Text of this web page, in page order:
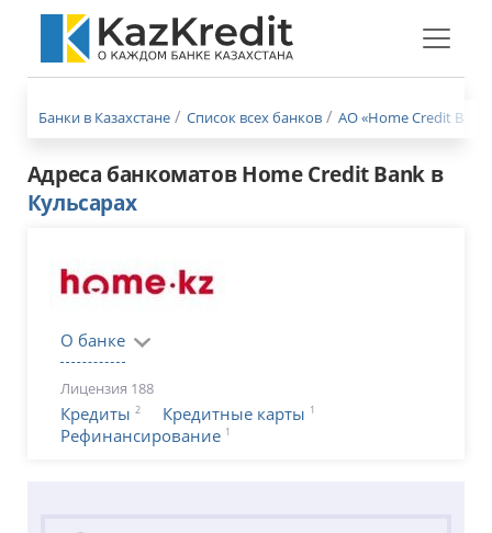
Меню
Банки в Казахстане Список всех банков АО «Home Credit
Адреса банкоматов Home Credit Bank в
Кульсарах
О банке
Лицензия 188
Кредиты 2 Кредитные карты 1
Рефинансирование 1